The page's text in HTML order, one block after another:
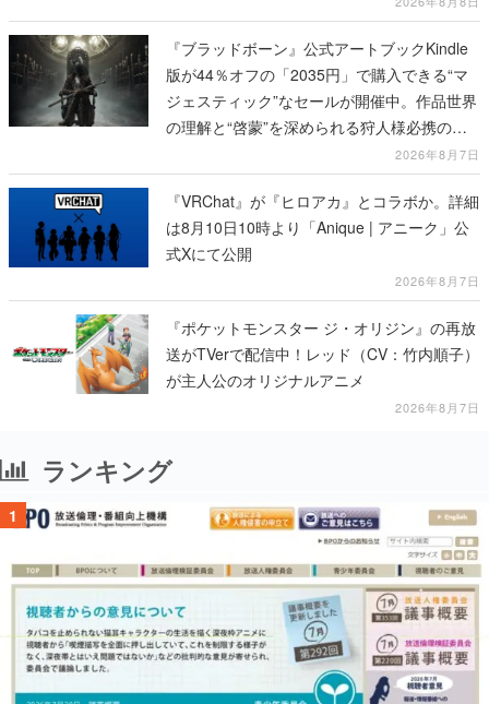
『ブラッドボーン』公式アートブックKindle
版が44％オフの「2035円」で購入できる“マ
ジェスティック”なセールが開催中。作品世界
の理解と“啓蒙”を深められる狩人様必携の一
2026年8月7日
『VRChat』が『ヒロアカ』とコラボか。詳細
は8月10日10時より「Anique | アニーク」公
式Xにて公開
2026年8月7日
『ポケットモンスター ジ・オリジン』の再放
送がTVerで配信中！レッド（CV：竹内順子）
が主人公のオリジナルアニメ
2026年8月7日
ランキング
1